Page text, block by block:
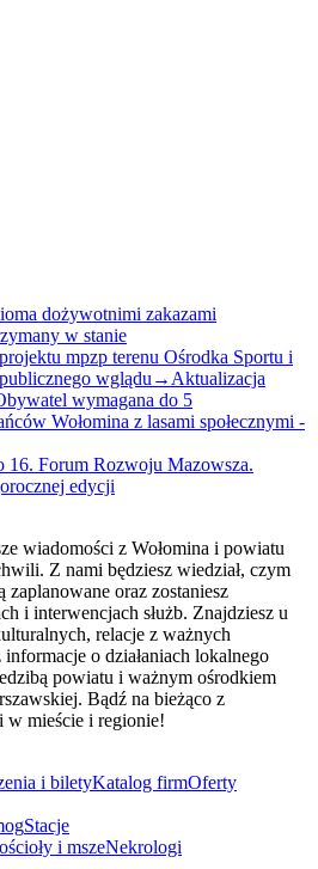
dożywotnimi zakazami
w stanie
mpzp terenu Ośrodka Sportu i
wglądu → Aktualizacja
wymagana do 5
Wołomina z lasami społecznymi -
16. Forum Rozwoju Mazowsza.
edycji
wiadomości z Wołomina i powiatu
Z nami będziesz wiedział, czym
zaplanowane oraz zostaniesz
i interwencjach służb. Znajdziesz u
relacje z ważnych
o działaniach lokalnego
powiatu i ważnym ośrodkiem
Bądź na bieżąco z
w mieście i regionie!
i biletyKatalog firmOferty
Stacje
i mszeNekrologi